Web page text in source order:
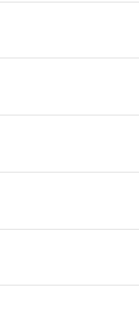
面的，比較糟糕的是，
看演唱會必備的手燈活
！我就仗義執言的幫忙
道要請那個日本女生直
很感謝PTT的版友，原
團名毛巾，恩，這個投